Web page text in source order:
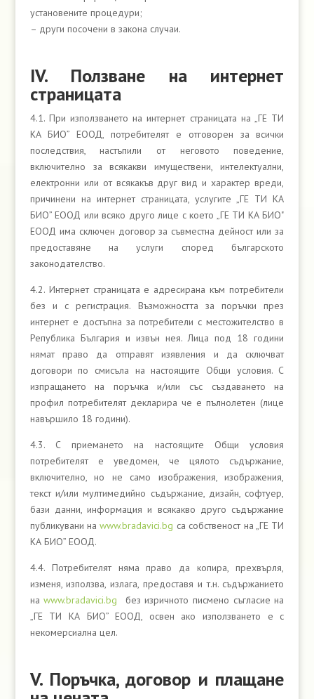
установените процедури;
– други посочени в закона случаи.
ІV. Ползване на интернет
страницата
4.1. При използването на интернет страницата на „ГЕ ТИ
КА БИО” ЕООД, потребителят е отговорен за всички
последствия, настъпили от неговото поведение,
включително за всякакви имуществени, интелектуални,
електронни или от всякакъв друг вид и характер вреди,
причинени на интернет страницата, услугите „ГЕ ТИ КА
БИО” ЕООД или всяко друго лице с което „ГЕ ТИ КА БИО"
ЕООД има сключен договор за съвместна дейност или за
предоставяне на услуги според българското
законодателство.
4.2. Интернет страницата е адресирана към потребители
без и с регистрация. Възможността за поръчки през
интернет е достъпна за потребители с местожителство в
Република България и извън нея. Лица под 18 години
нямат право да отправят изявления и да сключват
договори по смисъла на настоящите Общи условия. С
изпращането на поръчка и/или със създаването на
профил потребителят декларира че е пълнолетен (лице
навършило 18 години).
4.3. С приемането на настоящите Общи условия
потребителят е уведомен, че цялото съдържание,
включително, но не само изображения, изображения,
текст и/или мултимедийно съдържание, дизайн, софтуер,
бази данни, информация и всякакво друго съдържание
публикувани наwww.bradavici.bg са собственост на „ГЕ ТИ
КА БИО” ЕООД.
4.4. Потребителят няма право да копира, прехвърля,
изменя, използва, излага, предоставя и т.н. съдържанието
наwww.bradavici.bg
без изричното писмено съгласие на
„ГЕ ТИ КА БИО” ЕООД, освен ако използването е с
некомерсиална цел.
V. Поръчка, договор и плащане